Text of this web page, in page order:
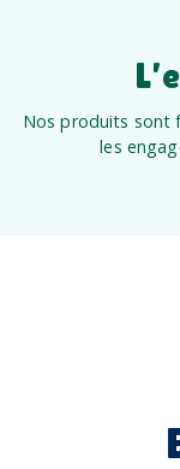
Nos produits sont
les